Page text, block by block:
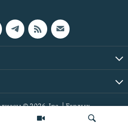
© 2026, Inc. | Барлық